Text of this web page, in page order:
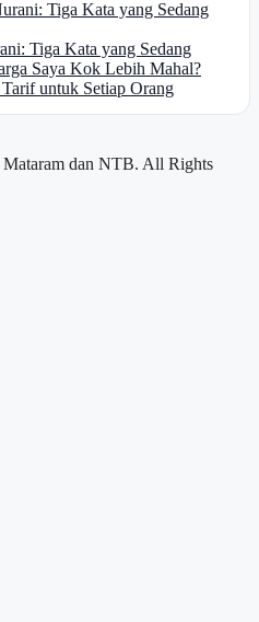
Tiga Kata yang Sedang
Saya Kok Lebih Mahal?
untuk Setiap Orang
dan NTB. All Rights